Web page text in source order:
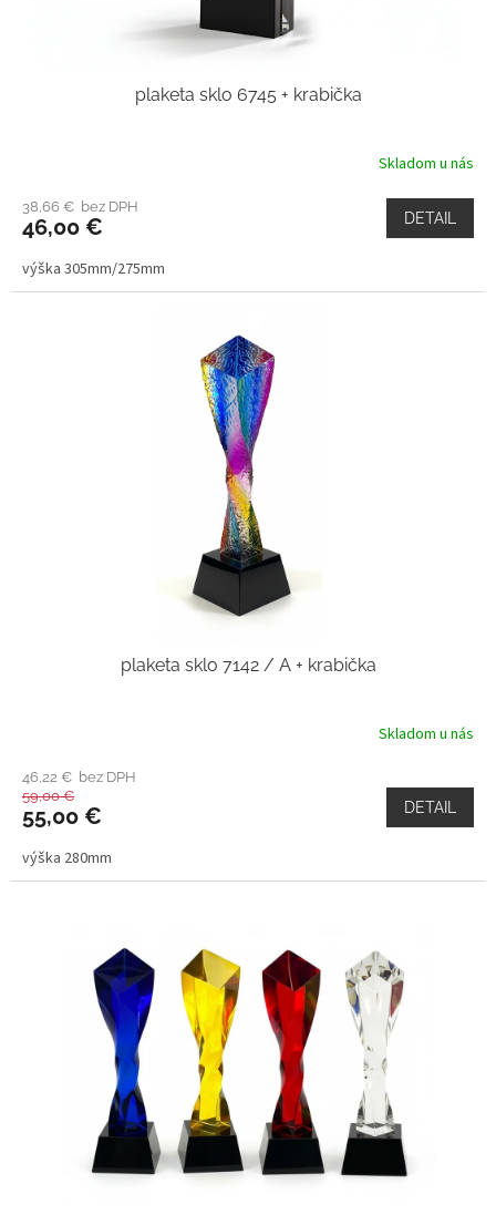
plaketa sklo 6745 + krabička
Skladom u nás
38,66 € bez DPH
46,00 € DETAIL
výška 305mm/275mm
plaketa sklo 7142 / A + krabička
Skladom u nás
46,22 € bez DPH
59,00 €
55,00 € DETAIL
výška 280mm